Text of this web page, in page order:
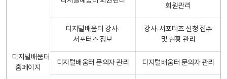
디지털배움터
홈페이지
회원관리
디지털배움터 강사·
서포터즈 정보
강사·서포터즈 신청 접수
및 현황 관리
디지털배움터 문의자 관리 디지털배움터 문의자 관리